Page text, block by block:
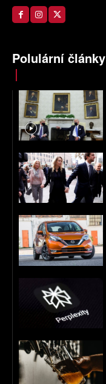
Polulární články